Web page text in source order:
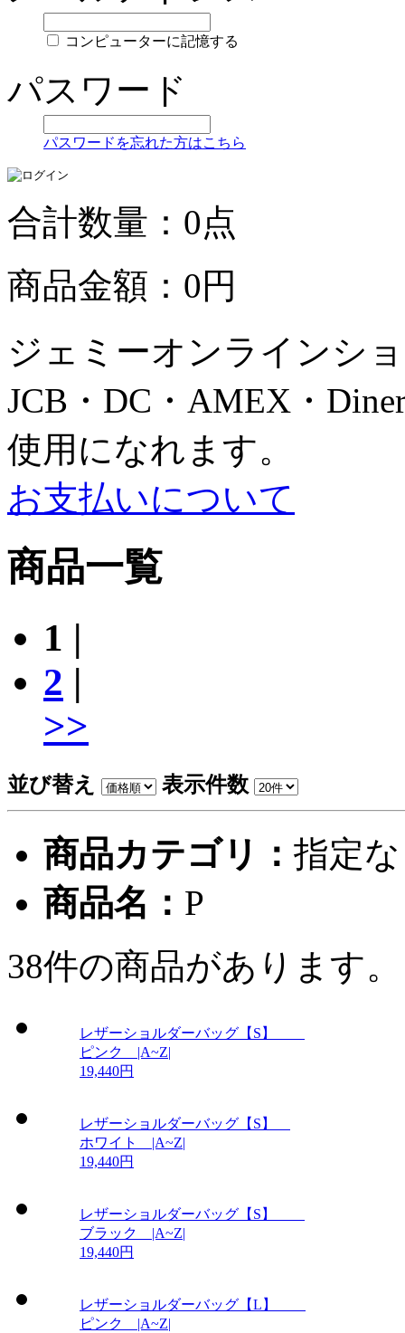
コンピューターに記憶する
パスワード
パスワードを忘れた方はこちら
合計数量：0点
商品金額：0円
ジェミーオンラインシ
JCB・DC・AMEX・
使用になれます。
お支払いについて
商品一覧
1 |
2 |
>>
並び替え 表示件数
商品カテゴリ： 指定
商品名： P
38件の商品があります。
レザーショルダーバッグ【S】
ピンク |A~Z|
19,440円
レザーショルダーバッグ【S】
ホワイト |A~Z|
19,440円
レザーショルダーバッグ【S】
ブラック |A~Z|
19,440円
レザーショルダーバッグ【L】
ピンク |A~Z|